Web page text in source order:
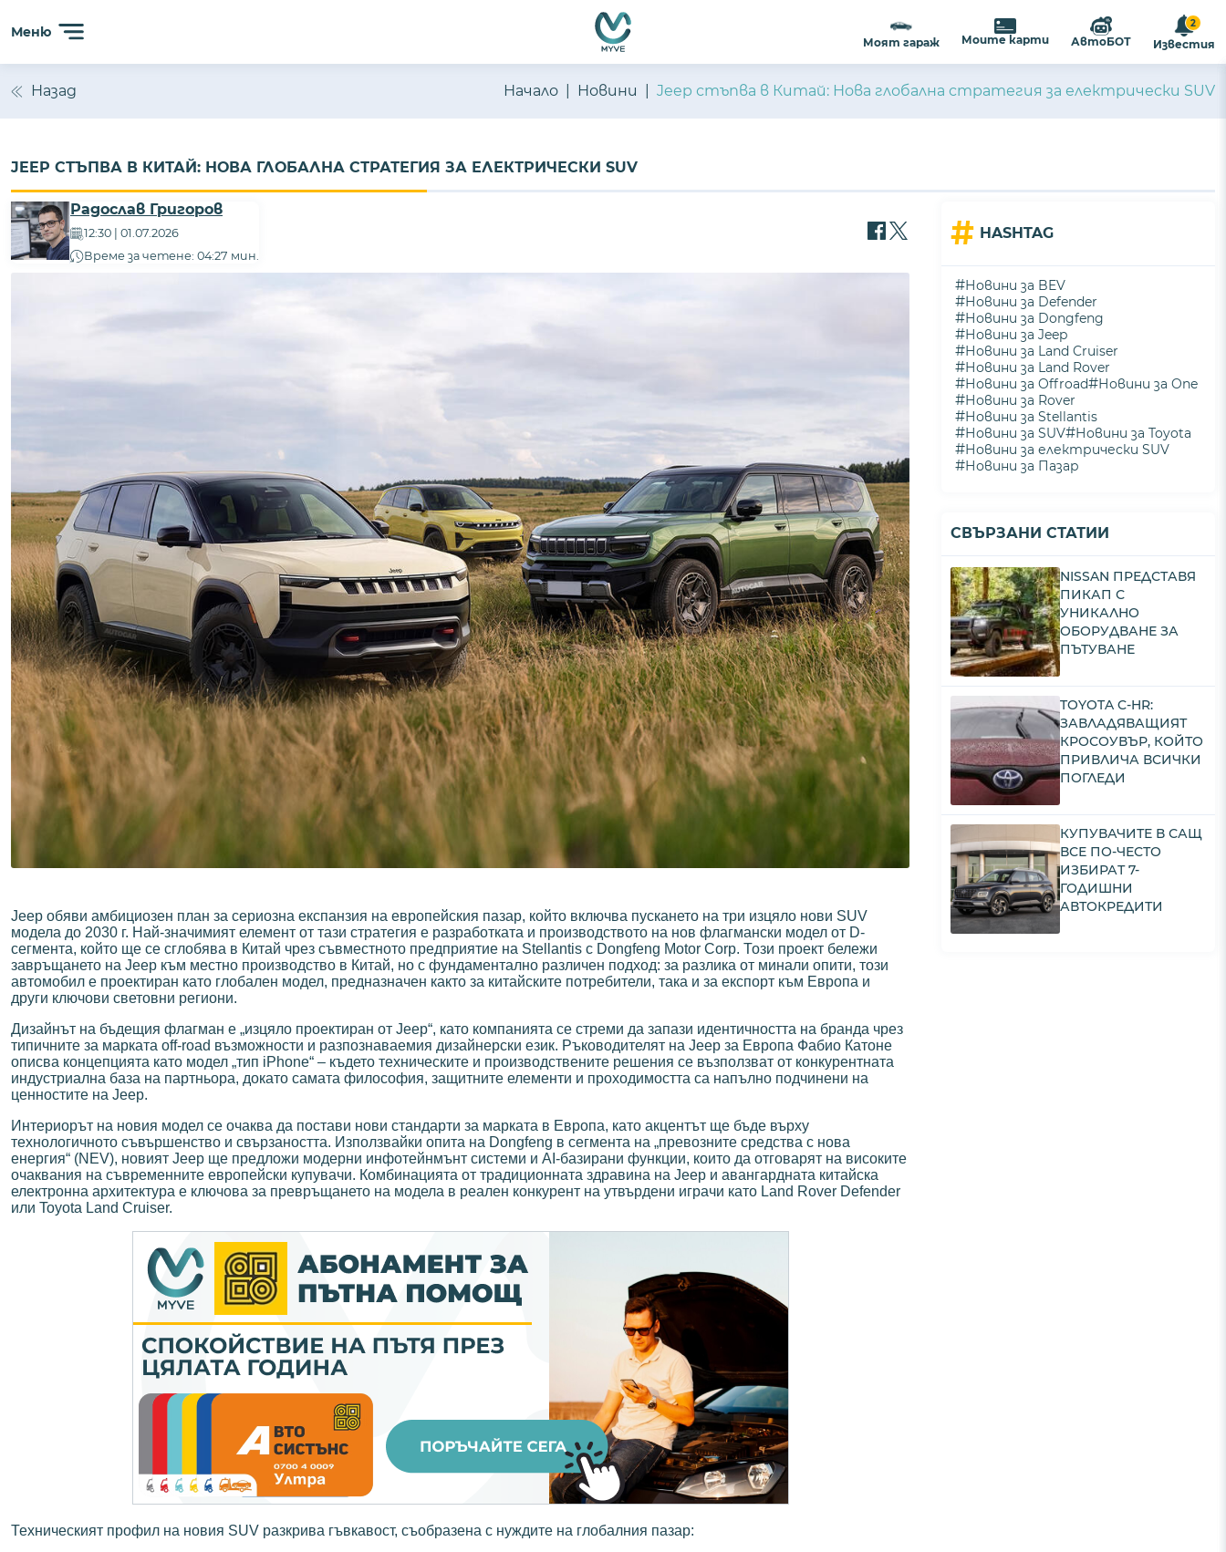
Меню
Моят гараж Моите карти АвтоБОТ
2
Известия
Назад Начало Новини Jeep стъпва в Китай: Нова глобална стратегия за електрически SUV
JEEP СТЪПВА В КИТАЙ: НОВА ГЛОБАЛНА СТРАТЕГИЯ ЗА ЕЛЕКТРИЧЕСКИ SUV
Радослав Григоров
12:30 | 01.07.2026
Време за четене: 04:27 мин.
Jeep обяви амбициозен план за сериозна експанзия на европейския пазар, който включва пускането на три изцяло нови SUV
модела до 2030 г. Най-значимият елемент от тази стратегия е разработката и производството на нов флагмански модел от D-
сегмента, който ще се сглобява в Китай чрез съвместното предприятие на Stellantis с Dongfeng Motor Corp. Този проект бележи
завръщането на Jeep към местно производство в Китай, но с фундаментално различен подход: за разлика от минали опити, този
автомобил е проектиран като глобален модел, предназначен както за китайските потребители, така и за експорт към Европа и
други ключови световни региони.
Дизайнът на бъдещия флагман е „изцяло проектиран от Jeep“, като компанията се стреми да запази идентичността на бранда чрез
типичните за марката off-road възможности и разпознаваемия дизайнерски език. Ръководителят на Jeep за Европа Фабио Катоне
описва концепцията като модел „тип iPhone“ – където техническите и производствените решения се възползват от конкурентната
индустриална база на партньора, докато самата философия, защитните елементи и проходимостта са напълно подчинени на
ценностите на Jeep.
Интериорът на новия модел се очаква да постави нови стандарти за марката в Европа, като акцентът ще бъде върху
технологичното съвършенство и свързаността. Използвайки опита на Dongfeng в сегмента на „превозните средства с нова
енергия“ (NEV), новият Jeep ще предложи модерни инфотейнмънт системи и AI-базирани функции, които да отговарят на високите
очаквания на съвременните европейски купувачи. Комбинацията от традиционната здравина на Jeep и авангардната китайска
електронна архитектура е ключова за превръщането на модела в реален конкурент на утвърдени играчи като Land Rover Defender
или Toyota Land Cruiser.
Техническият профил на новия SUV разкрива гъвкавост, съобразена с нуждите на глобалния пазар:
# HASHTAG
#Новини за BEV
#Новини за Defender
#Новини за Dongfeng
#Новини за Jeep
#Новини за Land Cruiser
#Новини за Land Rover
#Новини за Offroad#Новини за One
#Новини за Rover
#Новини за Stellantis
#Новини за SUV#Новини за Toyota
#Новини за електрически SUV
#Новини за Пазар
СВЪРЗАНИ СТАТИИ
NISSAN ПРЕДСТАВЯ
ПИКАП С
УНИКАЛНО
ОБОРУДВАНЕ ЗА
ПЪТУВАНЕ
TOYOTA C-HR:
ЗАВЛАДЯВАЩИЯТ
КРОСОУВЪР, КОЙТО
ПРИВЛИЧА ВСИЧКИ
ПОГЛЕДИ
КУПУВАЧИТЕ В САЩ
ВСЕ ПО-ЧЕСТО
ИЗБИРАТ 7-
ГОДИШНИ
АВТОКРЕДИТИ